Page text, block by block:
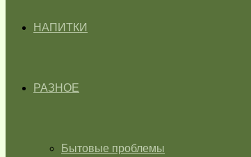
НАПИТКИ
РАЗНОЕ
Бытовые проблемы